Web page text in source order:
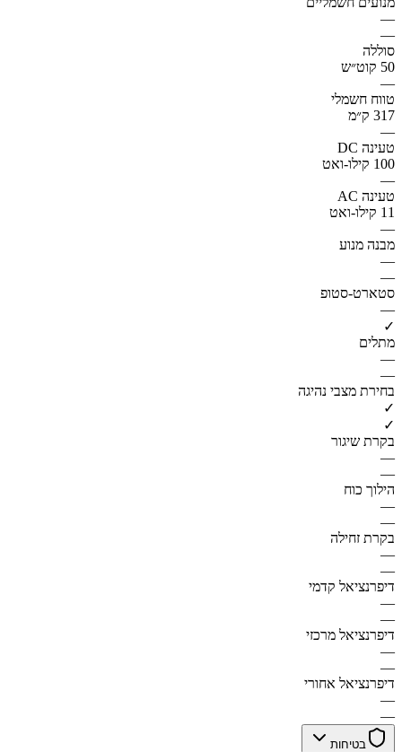
—
—
סוללה
50 קוט״ש
—
טווח חשמלי
317 ק״מ
—
טעינה DC
100 קילו-ואט
—
טעינה AC
11 קילו-ואט
—
מבנה מנוע
—
—
סטארט-סטופ
—
✓
מתלים
—
—
בחירת מצבי נהיגה
✓
✓
בקרת שיגור
—
—
הילוך כוח
—
—
בקרת זחילה
—
—
דיפרנציאל קדמי
—
—
דיפרנציאל מרכזי
—
—
דיפרנציאל אחורי
—
—
בטיחות